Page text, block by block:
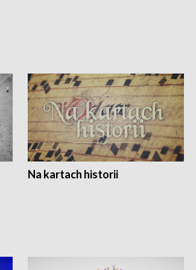
Na kartach historii